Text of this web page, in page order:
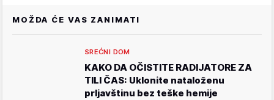
MOŽDA ĆE VAS ZANIMATI
SREĆNI DOM
KAKO DA OČISTITE RADIJATORE ZA
TILI ČAS: Uklonite nataloženu
prljavštinu bez teške hemije